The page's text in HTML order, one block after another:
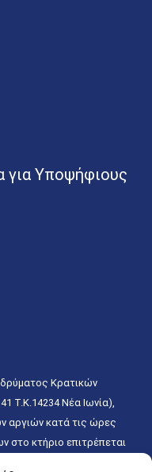
Υποψήφιους
Κρατικών
T.K.14234 Νέα Ιωνία),
αργιών κατά τις ώρες
στο κτήριο επιτρέπεται